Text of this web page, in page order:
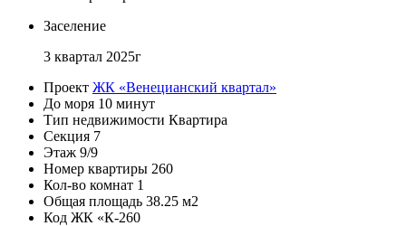
Заселение
3 квартал 2025г
Проект ЖК «Венецианский квартал»
До моря 10 минут
Тип недвижимости Квартира
Секция 7
Этаж 9/9
Номер квартиры 260
Кол-во комнат 1
Общая площадь 38.25 м2
Код ЖК «К-260